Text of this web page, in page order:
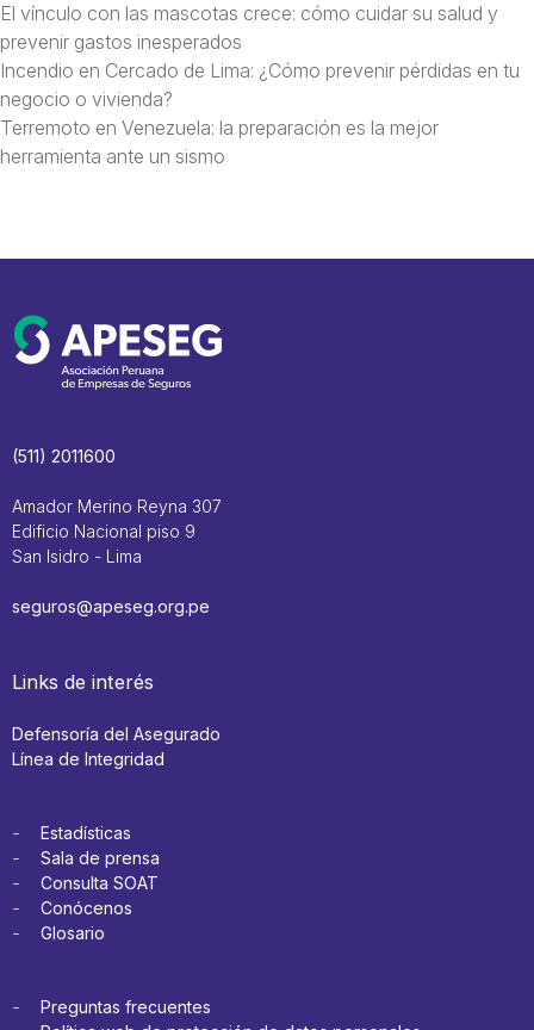
El vínculo con las mascotas crece: cómo cuidar su salud y
prevenir gastos inesperados
Incendio en Cercado de Lima: ¿Cómo prevenir pérdidas en tu
negocio o vivienda?
Terremoto en Venezuela: la preparación es la mejor
herramienta ante un sismo
(511) 2011600
Amador Merino Reyna 307
Edificio Nacional piso 9
San Isidro - Lima
seguros@apeseg.org.pe
Links de interés
Defensoría del Asegurado
Línea de Integridad
Estadísticas
Sala de prensa
Consulta SOAT
Conócenos
Glosario
Preguntas frecuentes